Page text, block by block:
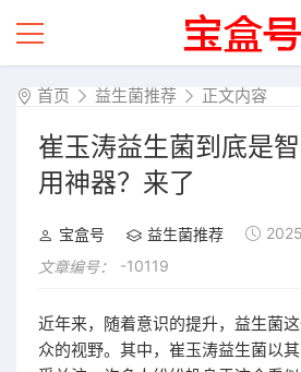
首页 益生菌推荐 正文内容
崔玉涛益生菌到底是
用神器？来了
宝盒号 益生菌推荐
文章编号：
-10119
近年来，随着意识的提升，益生菌
众的视野。其中，崔玉涛益生菌以